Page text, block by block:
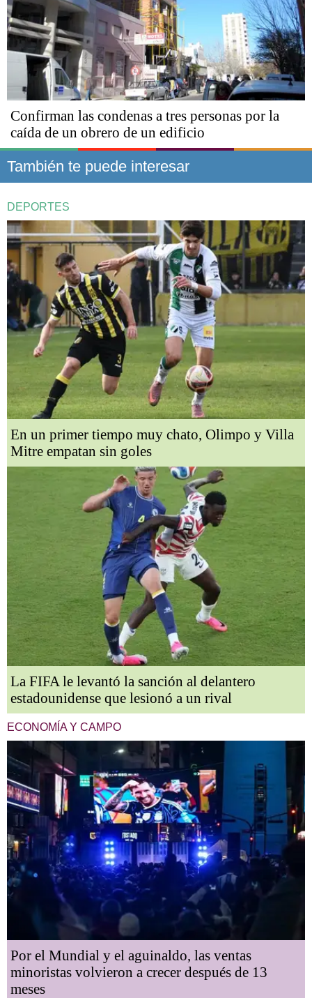
Confirman las condenas a tres personas por la
caída de un obrero de un edificio
También te puede interesar
DEPORTES
En un primer tiempo muy chato, Olimpo y Villa
Mitre empatan sin goles
La FIFA le levantó la sanción al delantero
estadounidense que lesionó a un rival
ECONOMÍA Y CAMPO
Por el Mundial y el aguinaldo, las ventas
minoristas volvieron a crecer después de 13
meses